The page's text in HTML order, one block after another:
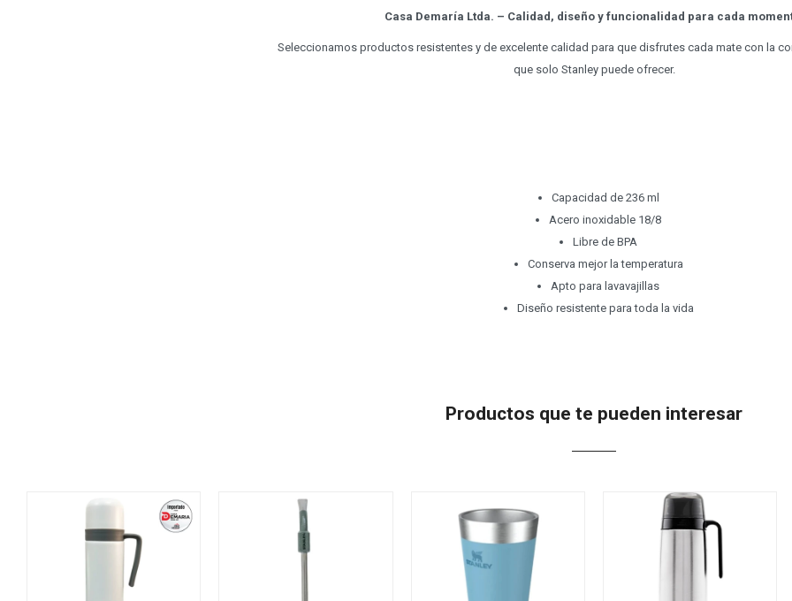
Casa Demaría Ltda. – Calidad, diseño y funcionalidad para cada
Seleccionamos productos resistentes y de excelente calidad para que disfrutes cada mate con la
que solo Stanley puede ofrecer.
Capacidad de 236 ml
Acero inoxidable 18/8
Libre de BPA
Conserva mejor la temperatura
Apto para lavavajillas
Diseño resistente para toda la vida
Productos que te pueden interesar